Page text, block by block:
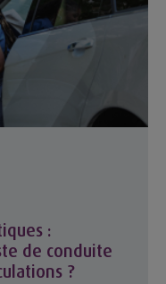
:
de conduite
?